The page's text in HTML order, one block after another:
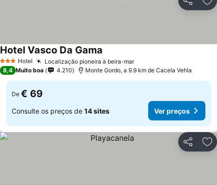
Partilhar
3 EstrelasHotel Localização pioneira à beira-marVer preços
Hotel Vasco Da Gama
8,4 Muito boa 4.210 Monte Gordo, a 9.9 km de Cacela Vehla
De € 69
Consulte os preços de 14 sites Ver preços
Partilhar